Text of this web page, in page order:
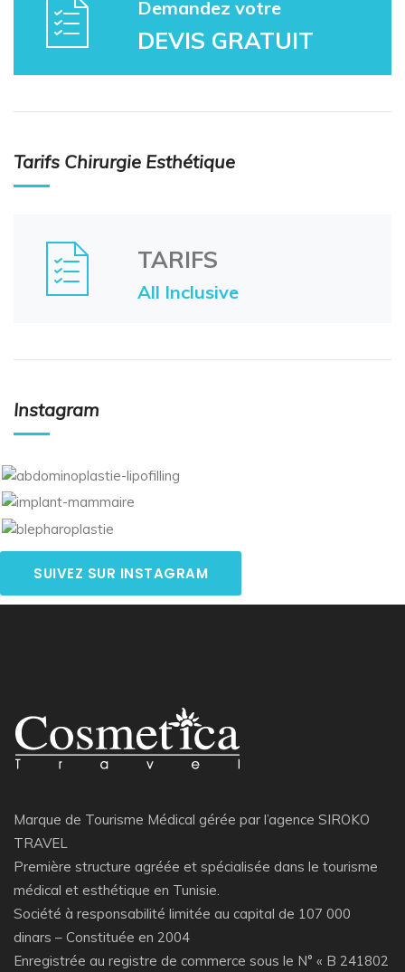
Demandez votre
DEVIS GRATUIT
Tarifs Chirurgie Esthétique
TARIFS
All Inclusive
Instagram
SUIVEZ SUR INSTAGRAM
Marque de Tourisme Médical gérée par l’agence SIROKO
TRAVEL
Première structure agréée et spécialisée dans le tourisme
médical et esthétique en Tunisie.
Société à responsabilité limitée au capital de 107 000
dinars – Constituée en 2004
Enregistrée au registre de commerce sous le N° « B 241802